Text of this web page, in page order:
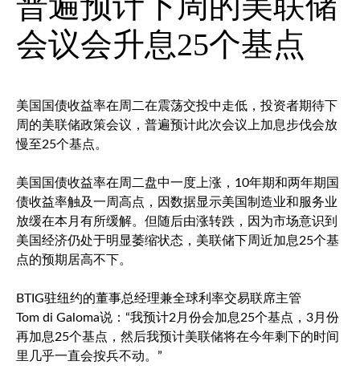
会议会升息25个基点
美国国债收益率在周二在震荡交投中走低，投资者期待下
周的美联储政策会议，普遍预计此次会议上加息步伐会放
慢至25个基点。
美国国债收益率在周二盘中一度上涨，10年期和两年期国
债收益率触及一周高点，因数据显示美国制造业和服务业
放缓在本月有所缓解。但随后由涨转跌，因为市场意识到
美国经济仍处于明显萎缩状态，美联储下周近加息25个基
点的预期居高不下。
BTIG驻纽约的董事总经理兼全球利率交易联席主管
Tom di Galoma说：“我预计2月份会加息25个基点，3月份
再加息25个基点，然后我预计美联储将在今年剩下的时间
里几乎一直会按兵不动。”